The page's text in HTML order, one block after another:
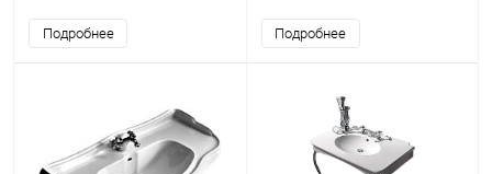
Подробнее Подробнее